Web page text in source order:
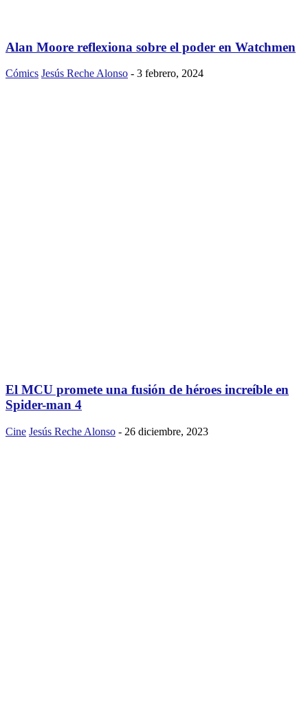
Alan Moore reflexiona sobre el poder en Watchmen
Cómics Jesús Reche Alonso - 3 febrero, 2024
El MCU promete una fusión de héroes increíble en
Spider-man 4
Cine Jesús Reche Alonso - 26 diciembre, 2023